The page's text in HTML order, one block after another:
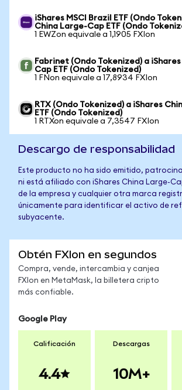
iShares MSCI Brazil ETF (Ondo
China Large-Cap ETF (Ondo
1 EWZon equivale a 1,1905 FXIon
Fabrinet (Ondo Tokenized) a
Cap ETF (Ondo Tokenized)
1 FNon equivale a 17,8934 FXIon
RTX (Ondo Tokenized) a iShares
ETF (Ondo Tokenized)
1 RTXon equivale a 7,3547 FXIon
Descargo de responsabilidad
Este producto no ha sido emitido,
ni está afiliado con iShares China Large-
de la empresa y cualquier otra marca
únicamente para identificar el activo de
subyacente.
Obtén FXIon en segundos
Compra, vende, intercambia y canjea
FXIon en MetaMask, la billetera cripto
más confiable.
Google Play
Calificación
4.4
Descargas
10M+